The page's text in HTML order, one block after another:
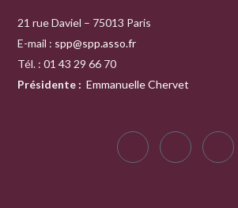
21 rue Daviel – 75013 Paris
E-mail : spp@spp.asso.fr
Tél. : 01 43 29 66 70
Présidente : Emmanuelle Chervet